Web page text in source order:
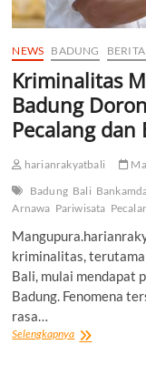
NEWS BADUNG
Kriminalitas
Badung
Pecalang dan
harianrakyatbali
Badung Bali
Arnawa Pariwisata
kriminalitas,
Bali, mulai mendapat
Badung. Fenomena
rasa…
SelengkapnyaKriminalitas